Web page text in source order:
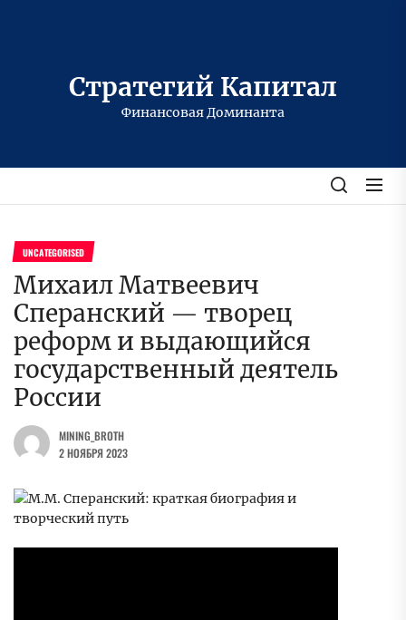
Стратегий Капитал
Финансовая Доминанта
UNCATEGORISED
Михаил Матвеевич
Сперанский — творец
реформ и выдающийся
государственный деятель
России
MINING_BROTH
2 НОЯБРЯ 2023